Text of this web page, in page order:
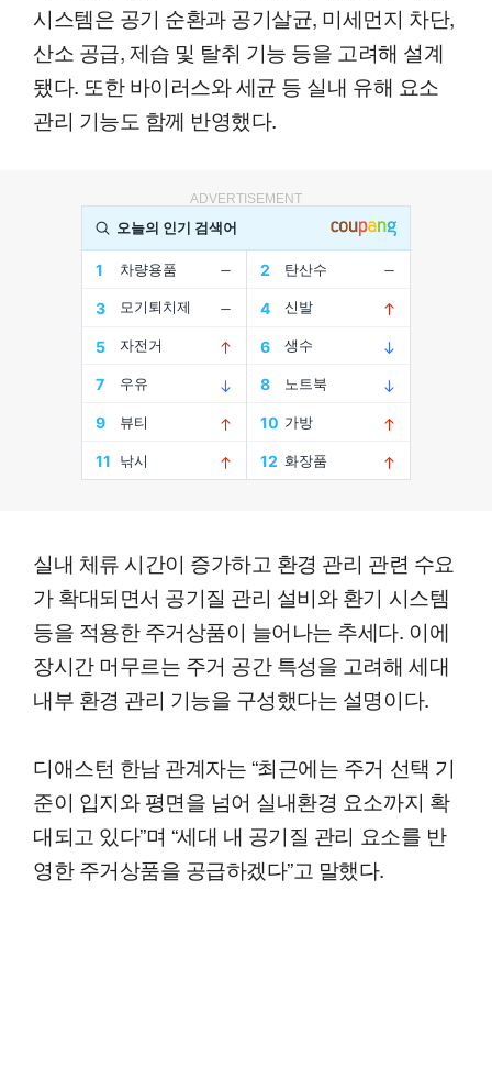
시스템은 공기 순환과 공기살균, 미세먼지 차단,
산소 공급, 제습 및 탈취 기능 등을 고려해 설계
됐다. 또한 바이러스와 세균 등 실내 유해 요소
관리 기능도 함께 반영했다.
ADVERTISEMENT
실내 체류 시간이 증가하고 환경 관리 관련 수요
가 확대되면서 공기질 관리 설비와 환기 시스템
등을 적용한 주거상품이 늘어나는 추세다. 이에
장시간 머무르는 주거 공간 특성을 고려해 세대
내부 환경 관리 기능을 구성했다는 설명이다.
디애스턴 한남 관계자는 “최근에는 주거 선택 기
준이 입지와 평면을 넘어 실내환경 요소까지 확
대되고 있다”며 “세대 내 공기질 관리 요소를 반
영한 주거상품을 공급하겠다”고 말했다.